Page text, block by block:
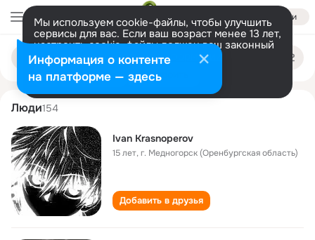
Войти
Мы используем cookie-файлы, чтобы улучшить
сервисы для вас. Если ваш возраст менее 13 лет,
настроить cookie-файлы должен ваш законный
представитель. Больше информации
Разрешить все Настроить
Поиск
людям
ivan krasnoperov
Люди154
Ivan Krasnoperov
15 лет,г. Медногорск (Оренбургская область)
Добавить в друзья
Информация о контенте
на платформе — здесь